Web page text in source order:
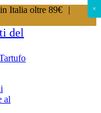
Italia oltre 89€
|
al
×
×